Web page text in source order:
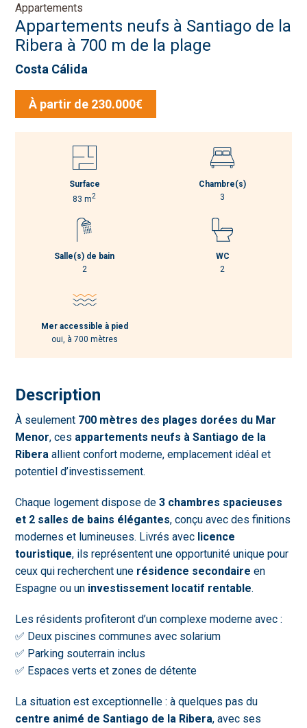
Appartements
Appartements neufs à Santiago de la
Ribera à 700 m de la plage
Costa Cálida
À partir de 230.000€
Surface
83 m2
Chambre(s)
3
Salle(s) de bain
2
WC
2
Mer accessible à pied
oui, à 700 mètres
Description
À seulement 700 mètres des plages dorées du Mar
Menor, ces appartements neufs à Santiago de la
Ribera allient confort moderne, emplacement idéal et
potentiel d’investissement.
Chaque logement dispose de3 chambres spacieuses
et 2 salles de bains élégantes, conçu avec des finitions
modernes et lumineuses. Livrés avec licence
touristique, ils représentent une opportunité unique pour
ceux qui recherchent une résidence secondaire en
Espagne ou un investissement locatif rentable.
Les résidents profiteront d’un complexe moderne avec :
✅ Deux piscines communes avec solarium
✅ Parking souterrain inclus
✅ Espaces verts et zones de détente
La situation est exceptionnelle : à quelques pas du
centre animé de Santiago de la Ribera, avec ses